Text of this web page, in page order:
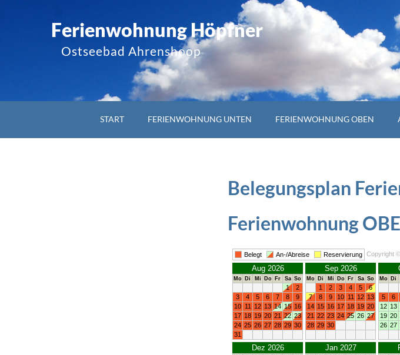
FerienwohnungHöpfner
Ostseebad Ahrenshoop
START FERIENWOHNUNG UNTEN FERIENWOHNUNG OBEN
Belegungsplan
Ferienwohnung